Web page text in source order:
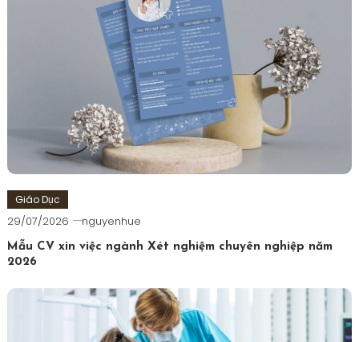
Giáo Dục
29/07/2026 nguyenhue
Mẫu CV xin việc ngành Xét nghiệm chuyên nghiệp năm
2026